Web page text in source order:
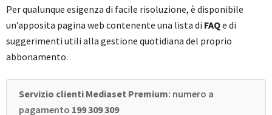
Per qualunque esigenza di facile risoluzione, è disponibile
un’apposita pagina web contenente una lista di FAQe di
suggerimenti utili alla gestione quotidiana del proprio
abbonamento.
Servizio clienti Mediaset Premium: numero a
pagamento 199 309 309